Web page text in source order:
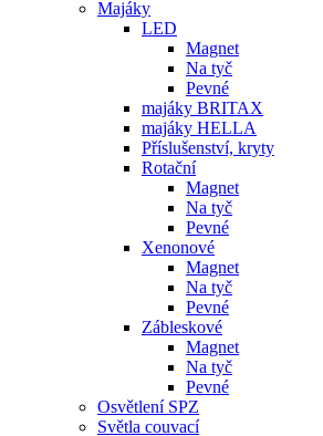
Majáky
LED
Magnet
Na tyč
Pevné
majáky BRITAX
majáky HELLA
Příslušenství, kryty
Rotační
Magnet
Na tyč
Pevné
Xenonové
Magnet
Na tyč
Pevné
Zábleskové
Magnet
Na tyč
Pevné
Osvětlení SPZ
Světla couvací